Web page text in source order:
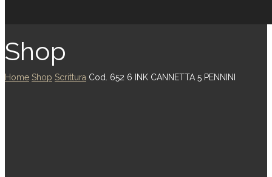
Shop
Home Shop Scrittura Cod. 652 6 INK CANNETTA 5 PENNINI